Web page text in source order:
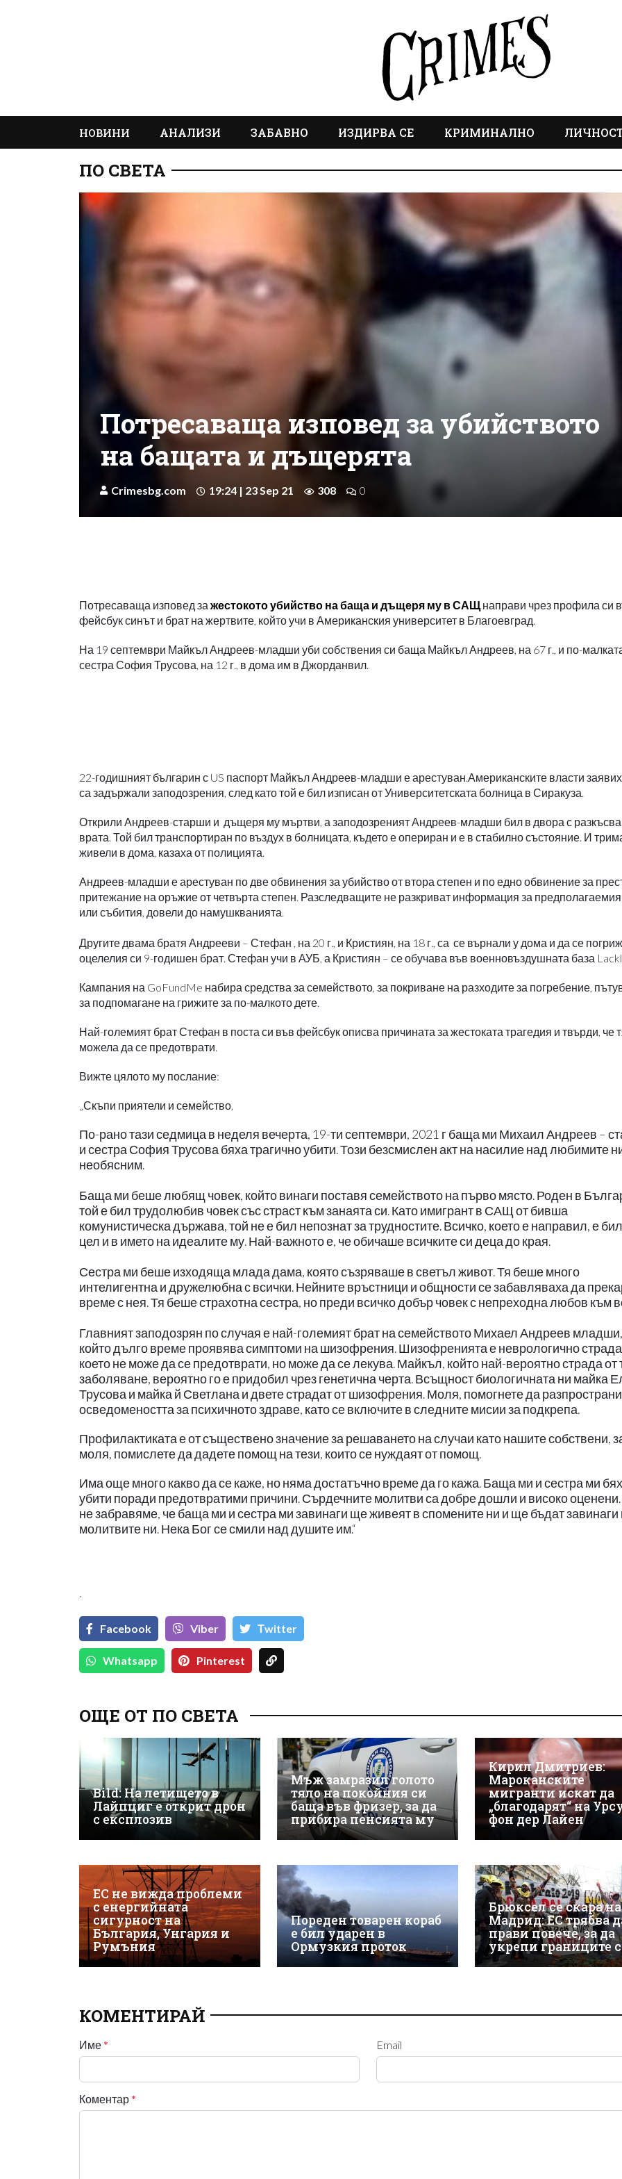
НОВИНИ АНАЛИЗИ ЗАБАВНО ИЗДИРВА СЕ КРИМИНАЛНО
ПО СВЕТА
Потресаваща изповед за убийството
на бащата и дъщерята
Crimesbg.com 19:24 | 23 Sep 21 308 0
Потресаваща изповед за жестокото убийство на баща и дъщеря му в САЩнаправи чрез профила си
фейсбук синът и брат на жертвите, който учи в Американския университет в Благоевград.
На 19 септември Майкъл Андреев-младши уби собствения си баща Майкъл Андреев, на 67 г., и по-
сестра София Трусова, на 12 г., в дома им в Джорданвил.
22-годишният българин с US паспорт Майкъл Андреев-младши е арестуван.Американските власти
са задържали заподозрения, след като той е бил изписан от Университетската болница в Сиракуза.
Открили Андреев-старши и дъщеря му мъртви, а заподозреният Андреев-младши бил в двора с
врата. Той бил транспортиран по въздух в болницата, където е опериран и е в стабилно състояние. И
живели в дома, казаха от полицията.
Андреев-младши е арестуван по две обвинения за убийство от втора степен и по едно обвинение за
притежание на оръжие от четвърта степен. Разследващите не разкриват информация за
или събития, довели до намушкванията.
Другите двама братя Андрееви – Стефан , на 20 г., и Кристиян, на 18 г., са се върнали у дома и да се
оцелелия си 9-годишен брат. Стефан учи в АУБ, а Кристиян – се обучава във военновъздушната база
Кампания на GoFundMe набира средства за семейството, за покриване на разходите за погребение,
за подпомагане на грижите за по-малкото дете.
Най-големият брат Стефан в поста си във фейсбук описва причината за жестоката трагедия и твърди, че
можела да се предотврати.
Вижте цялото му послание:
„Скъпи приятели и семейство,
По-рано тази седмица в неделя вечерта, 19-ти септември, 2021 г баща ми Михаил Андреев –
и сестра София Трусова бяха трагично убити. Този безсмислен акт на насилие над любимите
необясним.
Баща ми беше любящ човек, който винаги поставя семейството на първо място. Роден в
той е бил трудолюбив човек със страст към занаята си. Като имигрант в САЩ от бивша
комунистическа държава, той не е бил непознат за трудностите. Всичко, което е направил, е
цел и в името на идеалите му. Най-важното е, че обичаше всичките си деца до края.
Сестра ми беше изходяща млада дама, която съзряваше в светъл живот. Тя беше много
интелигентна и дружелюбна с всички. Нейните връстници и общности се забавляваха да
време с нея. Тя беше страхотна сестра, но преди всичко добър човек с непреходна любов към
Главният заподозрян по случая е най-големият брат на семейството Михаел Андреев младши,
който дълго време проявява симптоми на шизофрения. Шизофренията е неврологично
което не може да се предотврати, но може да се лекува. Майкъл, който най-вероятно страда от
заболяване, вероятно го е придобил чрез генетична черта. Всъщност биологичната ни майка
Трусова и майка й Светлана и двете страдат от шизофрения. Моля, помогнете да
осведомеността за психичното здраве, като се включите в следните мисии за подкрепа.
Профилактиката е от съществено значение за решаването на случаи като нашите собствени,
моля, помислете да дадете помощ на тези, които се нуждаят от помощ.
Има още много какво да се каже, но няма достатъчно време да го кажа. Баща ми и сестра ми
убити поради предотвратими причини. Сърдечните молитви са добре дошли и високо
не забравяме, че баща ми и сестра ми завинаги ще живеят в спомените ни и ще бъдат завинаги
молитвите ни. Нека Бог се смили над душите им.“
`
Facebook Viber Тwitter
Whatsapp Pinterest
ОЩЕ ОТ ПО СВЕТА
Bild: На летището в
Лайпциг е открит дрон
с експлозив
Мъж замразил голото
тяло на покойния си
баща във фризер, за да
прибира пенсията му
Кирил Дмитриев:
Мароканските
мигранти искат да
„благодарят“ на
фон дер Лайен
ЕС не вижда проблеми
с енергийната
сигурност на
България, Унгария и
Румъния
Пореден товарен кораб
е бил ударен в
Ормузкия проток
Брюксел се скара на
Мадрид: ЕС трябва
прави повече, за да
укрепи границите
КОМЕНТИРАЙ
Име * Email
Коментар *